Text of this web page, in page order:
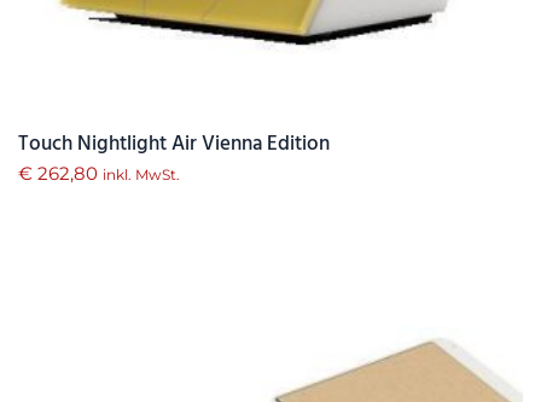
Touch Nightlight Air Vienna Edition
€ 262,80 inkl. MwSt.